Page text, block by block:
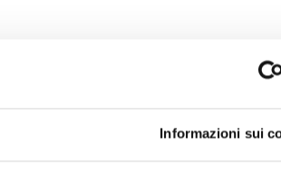
Informazioni sui
Packaging
International, celebrano le leader femminili
ambientale e l’innovazione